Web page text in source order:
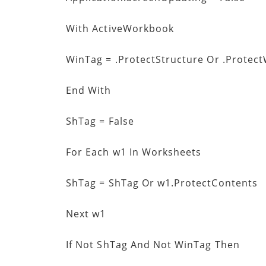
With ActiveWorkbook
WinTag = .ProtectStructure Or
End With
ShTag = False
For Each w1 In Worksheets
ShTag = ShTag Or w1.ProtectContents
Next w1
If Not ShTag And Not WinTag Then